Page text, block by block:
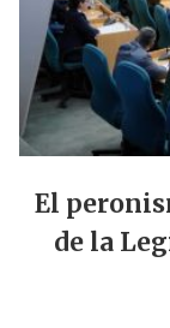
El
de la